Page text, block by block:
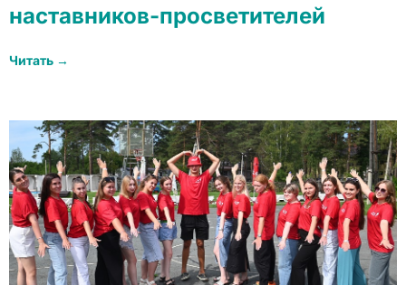
наставников-просветителей
Читать →